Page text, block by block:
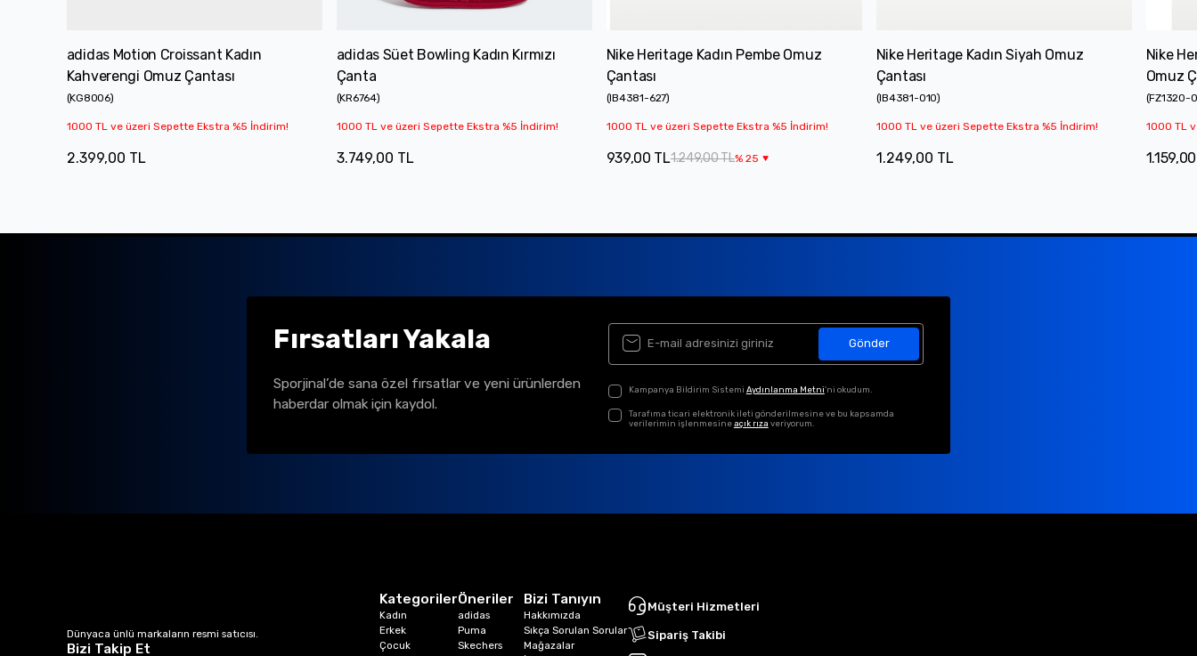
adidas Motion Croissant Kadın
Kahverengi Omuz Çantası
(KG8006)
1000 TL ve üzeri Sepette Ekstra %5 İndirim!
2.399,00 TL
adidas Süet Bowling Kadın Kırmızı
Çanta
(KR6764)
1000 TL ve üzeri Sepette Ekstra %5 İndirim!
3.749,00 TL
Nike Heritage Kadın Pembe Omuz
Çantası
(IB4381-627)
1000 TL ve üzeri Sepette Ekstra %5 İndirim!
1.249,00 TL% 25
939,00 TL
Nike Heritage Kadın Siyah Omuz
Çantası
(IB4381-010)
1000 TL ve üzeri Sepette Ekstra %5 İndirim!
1.249,00 TL
Nike
Omuz
(FZ1320-
1000 TL
Fırsatları Yakala
Sporjinal’de sana özel fırsatlar ve yeni ürünlerden
haberdar olmak için kaydol.
Gönder
Kampanya Bildirim Sistemi Aydınlanma Metni'ni okudum.
Tarafıma ticari elektronik ileti gönderilmesine ve bu kapsamda
verilerimin işlenmesineaçık rıza veriyorum.
Dünyaca ünlü markaların resmi satıcısı.
Bizi Takip Et
Kategoriler
Kadın
Erkek
Çocuk
Öneriler
adidas
Puma
Skechers
Bizi Tanıyın
Hakkımızda
Sıkça Sorulan Sorular
Mağazalar
Müşteri Hizmetleri
Sipariş Takibi